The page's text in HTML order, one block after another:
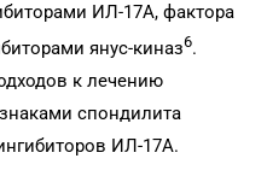
ИЛ-17А, фактора
янус-киназ6.
к лечению
спондилита
ИЛ-17А.